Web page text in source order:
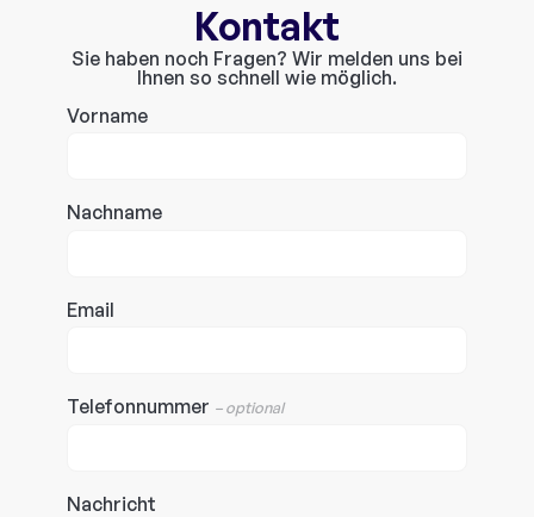
Kontakt
Sie haben noch Fragen? Wir melden uns bei
Ihnen so schnell wie möglich.
Vorname
Nachname
Email
Telefonnummer – optional
Nachricht